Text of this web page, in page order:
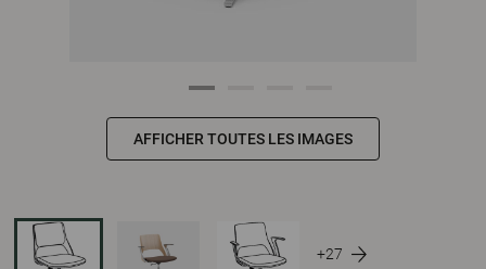
AFFICHER TOUTES LES IMAGES
+27